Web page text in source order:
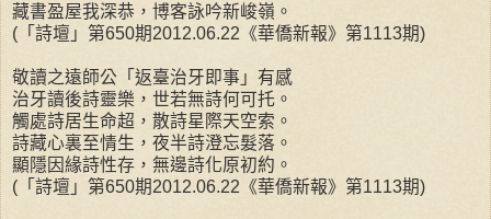
藏書盈屋我深恭，博客詠吟新峻嶺。
(「詩壇」第650期2012.06.22《華僑新報》第1113期)
敬讀之遠師公「返臺治牙即事」有感
治牙讀後詩靈樂，世若無詩何可托。
觸處詩居生命超，散詩星際天空索。
詩藏心裏至情生，夜半詩澄忘髮落。
顯隱因緣詩性存，無邊詩化原初約。
(「詩壇」第650期2012.06.22《華僑新報》第1113期)